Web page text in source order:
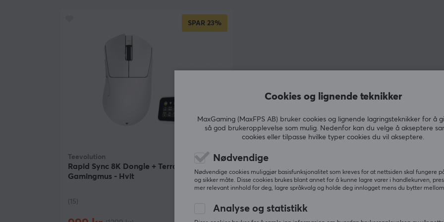
den kompatibel med flere forskjellige enheter og
Trådløs tilkobling med lav latens
Optimal for gamere og høytpresterende bruk
Kompakt og lettinstallert konstruksjon
Teevolutions utviklingsfilosofi bygger på tre
allsidighet for både gaming og arbeid samt
teknisk optimalisering for maksimal ytelse.
Gjennom aktiv dialog med sin community og
kontinuerlig brukerfeedback arbeider selskapet
med spillerne.
SPAR 23%
Teevolution
Rapid Sync 8K Dongle + Terra Pro Trådløs
Gamingmus - Hvit
(15)
Cookies og lignende teknikker
MaxGaming (MaxFPS AB) bruker cookies og lignende lagringsteknikker for å
så god brukeropplevelse som mulig. Nedenfor kan du velge å akseptere
cookies eller tilpasse hvilke typer cookies du vil akseptere.
Nødvendige
Nødvendige cookies muliggjør basisfunksjonalitet som kreves for at nettsiden skal fungere
og sikker måte. Disse cookies brukes blant annet for å kunne lagre varer i handlekurven,
mer relevant innhold for deg, lagre språkvalg og holde deg innlogget mens du bytter
Analyse og statistikk